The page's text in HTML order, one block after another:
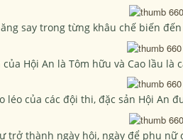
say trong từng khâu chế biến
của Hội An là Tôm hữu và Cao lầu
léo của các đội thi, đặc sản Hội An
trở thành ngày hội, ngày để phụ